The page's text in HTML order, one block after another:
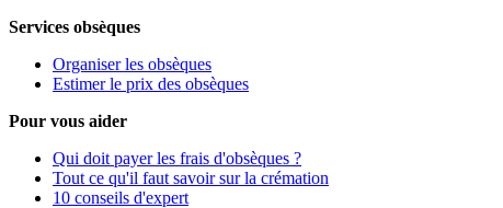
Services obsèques
Organiser les obsèques
Estimer le prix des obsèques
Pour vous aider
Qui doit payer les frais d'obsèques ?
Tout ce qu'il faut savoir sur la crémation
10 conseils d'expert